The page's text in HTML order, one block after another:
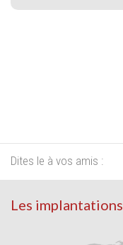
Dites le à vos amis :
Les implantations